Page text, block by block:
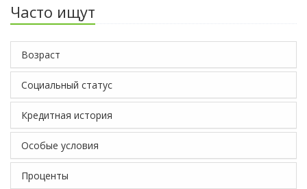
Часто ищут
Возраст
Социальный статус
Кредитная история
Особые условия
Проценты